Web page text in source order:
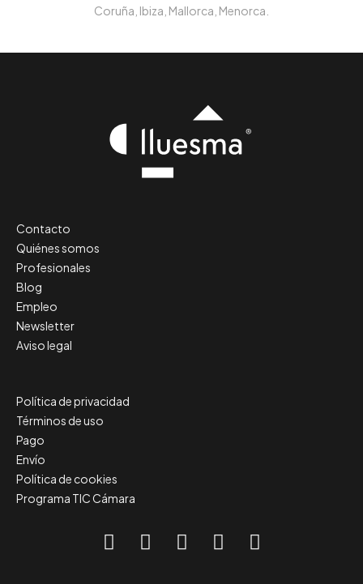
Coruña, Ibiza, Mallorca, Menorca.
Contacto
Quiénes somos
Profesionales
Blog
Empleo
Newsletter
Aviso legal
Política de privacidad
Términos de uso
Pago
Envío
Política de cookies
Programa TIC Cámara